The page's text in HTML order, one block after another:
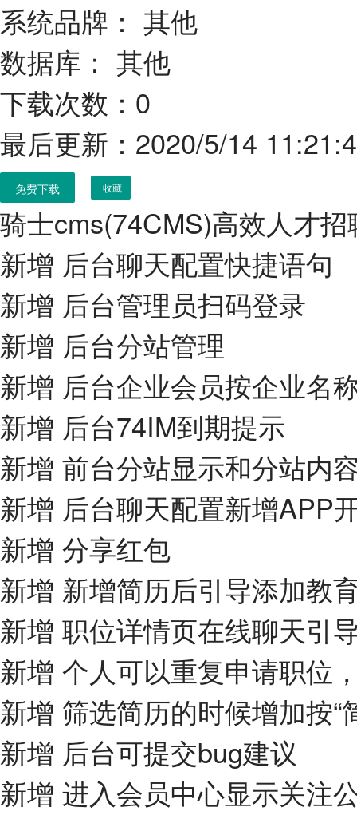
系统品牌： 其他
数据库： 其他
下载次数：0
最后更新：2020/5/14
免费下载 收藏
骑士cms(74CMS)高效人才
新增 后台聊天配置快捷语句
新增 后台管理员扫码登录
新增 后台分站管理
新增 后台企业会员按企业名
新增 后台74IM到期提示
新增 前台分站显示和分站内
新增 后台聊天配置新增APP
新增 分享红包
新增 新增简历后引导添加教
新增 职位详情页在线聊天引
新增 个人可以重复申请职位
新增 筛选简历的时候增加按“
新增 后台可提交bug建议
新增 进入会员中心显示关注